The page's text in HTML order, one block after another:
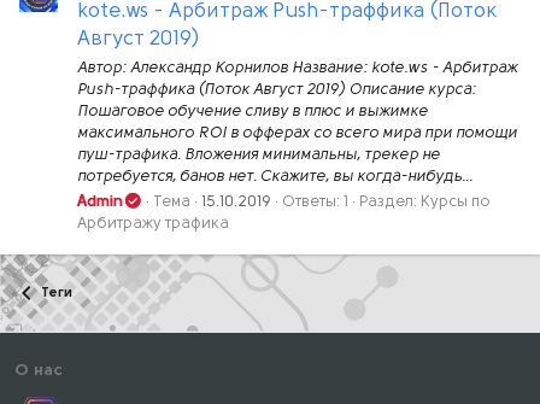
kote.ws - Арбитраж Push-траффика (Поток
Август 2019)
Автор: Александр Корнилов Название: kote.ws - Арбитраж
Push-траффика (Поток Август 2019) Описание курса:
Пошаговое обучение сливу в плюс и выжимке
максимального ROI в офферах со всего мира при помощи
пуш-трафика. Вложения минимальны, трекер не
потребуется, банов нет. Скажите, вы когда-нибудь...
Admin
Тема 15.10.2019 Ответы: 1 Раздел: Курсы по
Арбитражу трафика
Теги
О нас